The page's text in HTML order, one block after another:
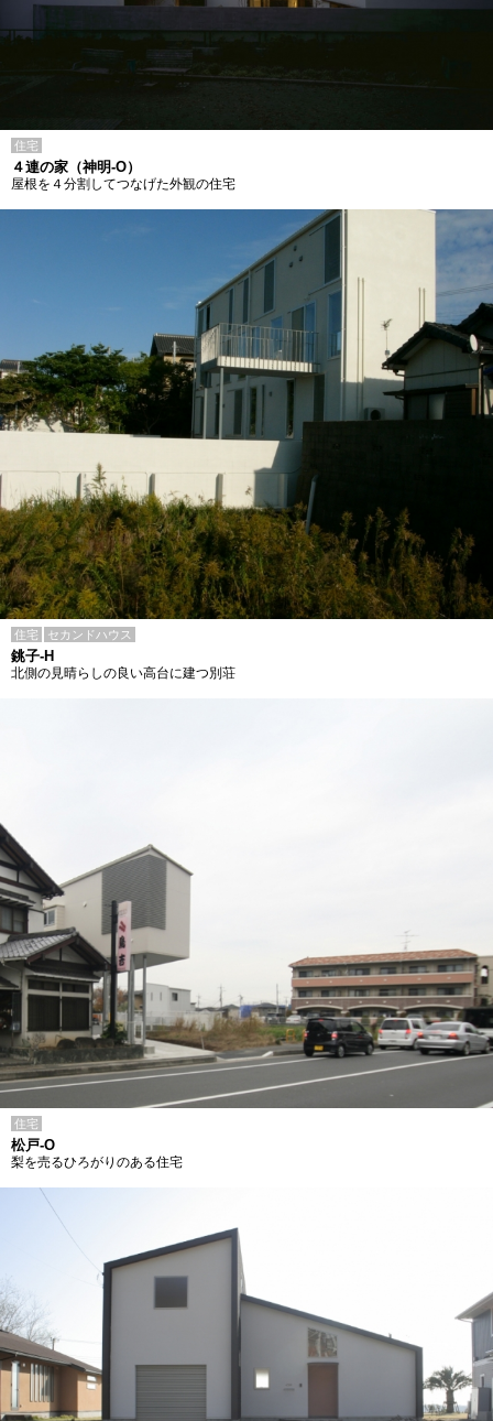
住宅
４連の家（神明-O）
屋根を４分割してつなげた外観の住宅
住宅 セカンドハウス
銚子-H
北側の見晴らしの良い高台に建つ別荘
住宅
松戸-O
梨を売るひろがりのある住宅